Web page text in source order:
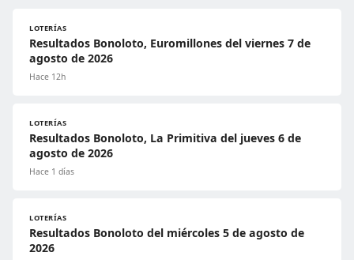
LOTERÍAS
Resultados Bonoloto, Euromillones del viernes 7 de
agosto de 2026
Hace 12h
LOTERÍAS
Resultados Bonoloto, La Primitiva del jueves 6 de
agosto de 2026
Hace 1 días
LOTERÍAS
Resultados Bonoloto del miércoles 5 de agosto de
2026